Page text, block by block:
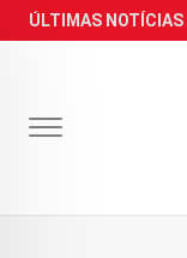
Skip
to
ÚLTIMAS NOTÍCIAS